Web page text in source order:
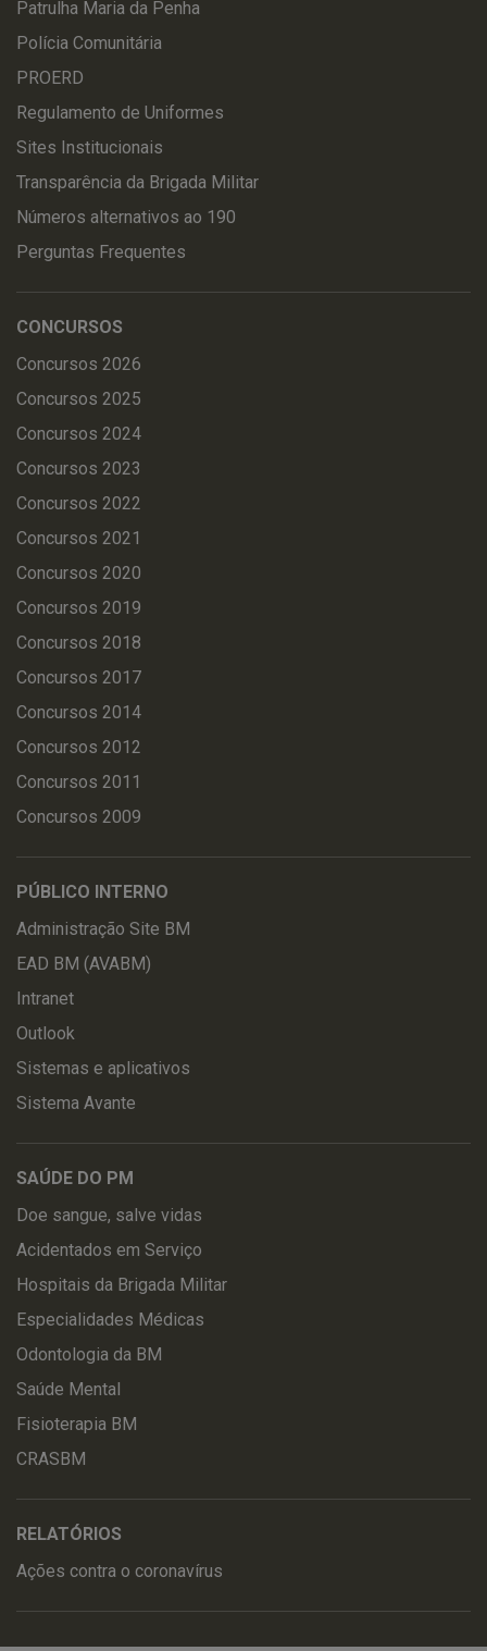
Patrulha Maria da Penha
Polícia Comunitária
PROERD
Regulamento de Uniformes
Sites Institucionais
Transparência da Brigada Militar
Números alternativos ao 190
Perguntas Frequentes
CONCURSOS
Concursos 2026
Concursos 2025
Concursos 2024
Concursos 2023
Concursos 2022
Concursos 2021
Concursos 2020
Concursos 2019
Concursos 2018
Concursos 2017
Concursos 2014
Concursos 2012
Concursos 2011
Concursos 2009
PÚBLICO INTERNO
Administração Site BM
EAD BM (AVABM)
Intranet
Outlook
Sistemas e aplicativos
Sistema Avante
SAÚDE DO PM
Doe sangue, salve vidas
Acidentados em Serviço
Hospitais da Brigada Militar
Especialidades Médicas
Odontologia da BM
Saúde Mental
Fisioterapia BM
CRASBM
RELATÓRIOS
Ações contra o coronavírus